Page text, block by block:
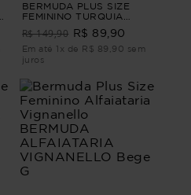
BERMUDA PLUS SIZE
FEMININO TURQUIA
R$ 149,90 R$ 89,90
Em até 1x de R$ 89,90 sem
juros